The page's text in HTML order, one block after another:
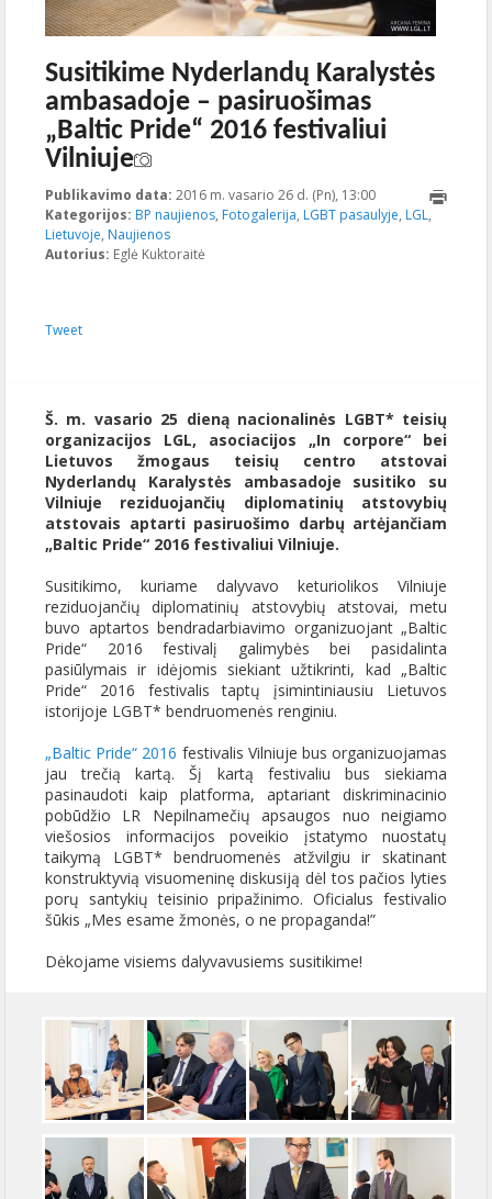
Susitikime Nyderlandų Karalystės
ambasadoje – pasiruošimas
„Baltic Pride“ 2016 festivaliui
Vilniuje
Publikavimo data: 2016 m. vasario 26 d. (Pn), 13:00 2016-02-
26T13:18:25+00:00
Kategorijos: BP naujienos, Fotogalerija, LGBT pasaulyje, LGL,
Lietuvoje, Naujienos
Autorius: Eglė Kuktoraitė
Tweet
Š. m. vasario 25 dieną nacionalinės LGBT* teisių
organizacijos LGL, asociacijos „In corpore“ bei
Lietuvos žmogaus teisių centro atstovai
Nyderlandų Karalystės ambasadoje susitiko su
Vilniuje reziduojančių diplomatinių atstovybių
atstovais aptarti pasiruošimo darbų artėjančiam
„Baltic Pride“ 2016 festivaliui Vilniuje.
Susitikimo, kuriame dalyvavo keturiolikos Vilniuje
reziduojančių diplomatinių atstovybių atstovai, metu
buvo aptartos bendradarbiavimo organizuojant „Baltic
Pride“ 2016 festivalį galimybės bei pasidalinta
pasiūlymais ir idėjomis siekiant užtikrinti, kad „Baltic
Pride“ 2016 festivalis taptų įsimintiniausiu Lietuvos
istorijoje LGBT* bendruomenės renginiu.
„Baltic Pride“ 2016 festivalis Vilniuje bus organizuojamas
jau trečią kartą. Šį kartą festivaliu bus siekiama
pasinaudoti kaip platforma, aptariant diskriminacinio
pobūdžio LR Nepilnamečių apsaugos nuo neigiamo
viešosios informacijos poveikio įstatymo nuostatų
taikymą LGBT* bendruomenės atžvilgiu ir skatinant
konstruktyvią visuomeninę diskusiją dėl tos pačios lyties
porų santykių teisinio pripažinimo. Oficialus festivalio
šūkis „Mes esame žmonės, o ne propaganda!”
Dėkojame visiems dalyvavusiems susitikime!